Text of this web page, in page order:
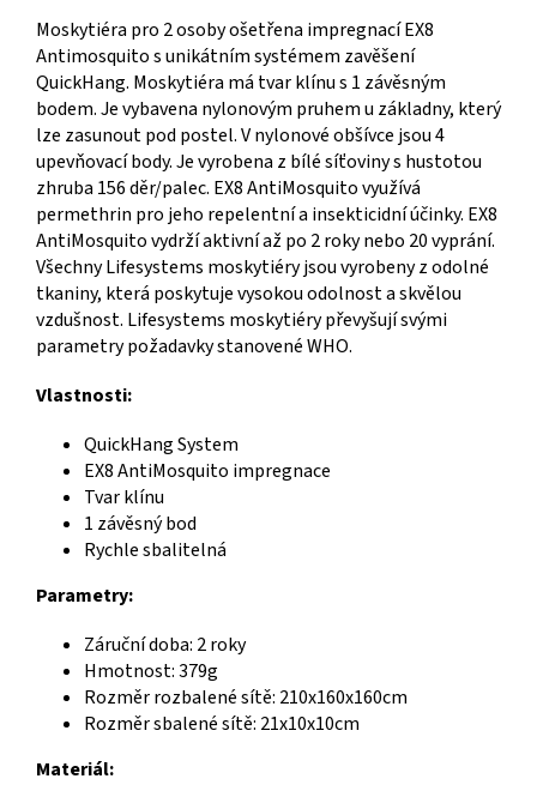
Moskytiéra pro 2 osoby ošetřena impregnací EX8
Antimosquito s unikátním systémem zavěšení
QuickHang. Moskytiéra má tvar klínu s 1 závěsným
bodem. Je vybavena nylonovým pruhem u základny, který
lze zasunout pod postel. V nylonové obšívce jsou 4
upevňovací body. Je vyrobena z bílé síťoviny s hustotou
zhruba 156 děr/palec. EX8 AntiMosquito využívá
permethrin pro jeho repelentní a insekticidní účinky. EX8
AntiMosquito vydrží aktivní až po 2 roky nebo 20 vyprání.
Všechny Lifesystems moskytiéry jsou vyrobeny z odolné
tkaniny, která poskytuje vysokou odolnost a skvělou
vzdušnost. Lifesystems moskytiéry převyšují svými
parametry požadavky stanovené WHO.
Vlastnosti:
QuickHang System
EX8 AntiMosquito impregnace
Tvar klínu
1 závěsný bod
Rychle sbalitelná
Parametry:
Záruční doba: 2 roky
Hmotnost: 379g
Rozměr rozbalené sítě: 210x160x160cm
Rozměr sbalené sítě: 21x10x10cm
Materiál: